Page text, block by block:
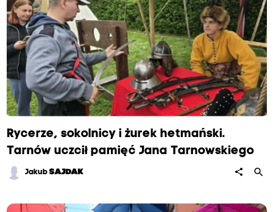
Rycerze, sokolnicy i żurek hetmański.
Tarnów uczcił pamięć Jana Tarnowskiego
JakubSAJDAK share search